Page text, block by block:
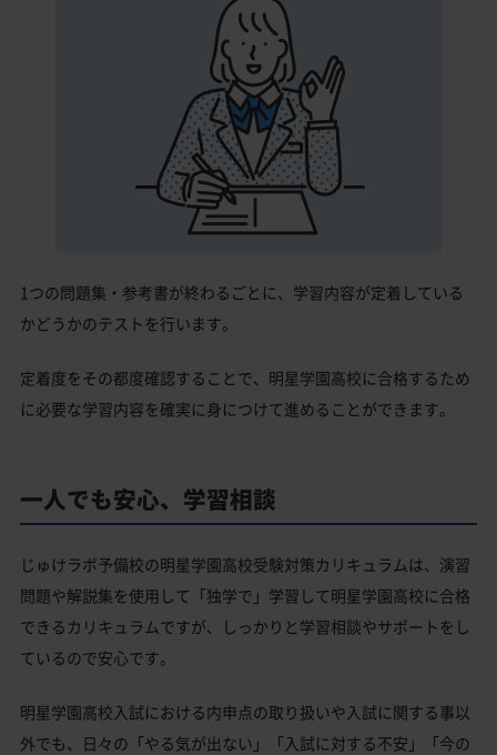
1つの問題集・参考書が終わるごとに、学習内容が定着している
かどうかのテストを行います。
定着度をその都度確認することで、明星学園高校に合格するため
に必要な学習内容を確実に身につけて進めることができます。
一人でも安心、学習相談
じゅけラボ予備校の明星学園高校受験対策カリキュラムは、演習
問題や解説集を使用して「独学で」学習して明星学園高校に合格
できるカリキュラムですが、しっかりと学習相談やサポートをし
ているので安心です。
明星学園高校入試における内申点の取り扱いや入試に関する事以
外でも、日々の「やる気が出ない」「入試に対する不安」「今の